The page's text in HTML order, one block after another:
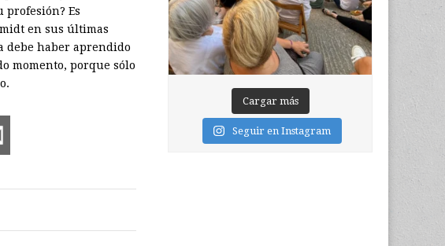
profesión? Es
en sus últimas
debe haber aprendido
momento, porque sólo
Cargar más
Seguir en Instagram